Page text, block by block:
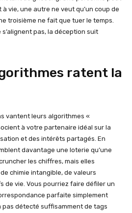
vie, une autre ne veut qu’un coup de
troisième ne fait que tuer le temps.
pas, la déception suit
ratent la
vantent leurs algorithmes «
à votre partenaire idéal sur la
et des intérêts partagés. En
davantage une loterie qu’une
les chiffres, mais elles
chimie intangible, de valeurs
de vie. Vous pourriez faire défiler un
parfaite simplement
pas détecté suffisamment de tags